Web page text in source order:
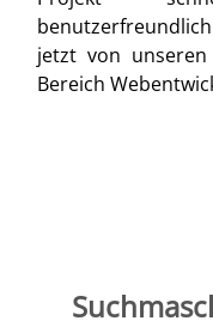
jetzt von
Bereich